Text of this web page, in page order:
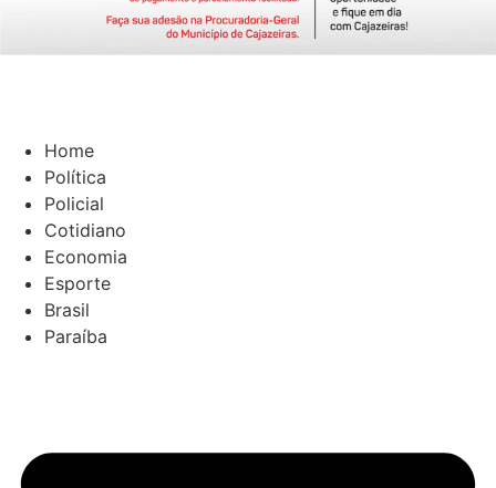
Home
Política
Policial
Cotidiano
Economia
Esporte
Brasil
Paraíba